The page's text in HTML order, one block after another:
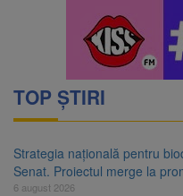
TOP ȘTIRI
Strategia națională pentru
Senat. Proiectul merge la
6 august 2026